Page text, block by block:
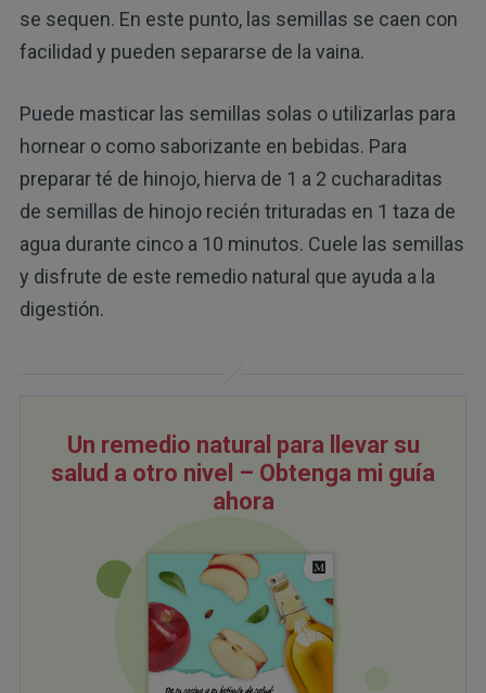
se sequen. En este punto, las semillas se caen con
facilidad y pueden separarse de la vaina.
Puede masticar las semillas solas o utilizarlas para
hornear o como saborizante en bebidas. Para
preparar té de hinojo, hierva de 1 a 2 cucharaditas
de semillas de hinojo recién trituradas en 1 taza de
agua durante cinco a 10 minutos. Cuele las semillas
y disfrute de este remedio natural que ayuda a la
digestión.
Un remedio natural para llevar su
salud a otro nivel – Obtenga mi guía
ahora